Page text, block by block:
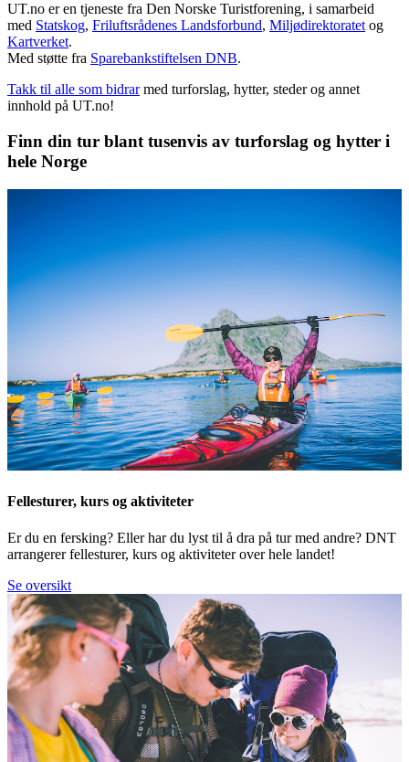
UT.no er en tjeneste fra Den Norske Turistforening, i samarbeid
med Statskog, Friluftsrådenes Landsforbund, Miljødirektoratet og
Kartverket.
Med støtte fra Sparebankstiftelsen DNB.
Takk til alle som bidrar med turforslag, hytter, steder og annet
innhold på UT.no!
Finn din tur blant tusenvis av turforslag og hytter i
hele Norge
Fellesturer, kurs og aktiviteter
Er du en fersking? Eller har du lyst til å dra på tur med andre? DNT
arrangerer fellesturer, kurs og aktiviteter over hele landet!
Se oversikt